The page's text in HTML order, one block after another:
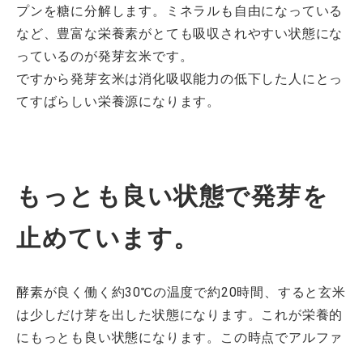
プンを糖に分解します。ミネラルも自由になっている
など、豊富な栄養素がとても吸収されやすい状態にな
っているのが発芽玄米です。
ですから発芽玄米は消化吸収能力の低下した人にとっ
てすばらしい栄養源になります。
もっとも良い状態で発芽を
止めています。
酵素が良く働く約30℃の温度で約20時間、すると玄米
は少しだけ芽を出した状態になります。これが栄養的
にもっとも良い状態になります。この時点でアルファ